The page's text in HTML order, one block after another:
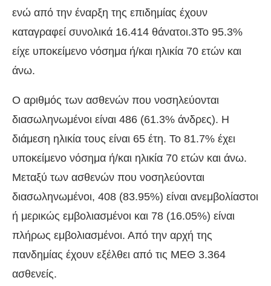
ενώ από την έναρξη της επιδημίας έχουν
καταγραφεί συνολικά 16.414 θάνατοι.3Το 95.3%
είχε υποκείμενο νόσημα ή/και ηλικία 70 ετών και
άνω.
Ο αριθμός των ασθενών που νοσηλεύονται
διασωληνωμένοι είναι 486 (61.3% άνδρες). Η
διάμεση ηλικία τους είναι 65 έτη. To 81.7% έχει
υποκείμενο νόσημα ή/και ηλικία 70 ετών και άνω.
Μεταξύ των ασθενών που νοσηλεύονται
διασωληνωμένοι, 408 (83.95%) είναι ανεμβολίαστοι
ή μερικώς εμβολιασμένοι και 78 (16.05%) είναι
πλήρως εμβολιασμένοι. Από την αρχή της
πανδημίας έχουν εξέλθει από τις ΜΕΘ 3.364
ασθενείς.